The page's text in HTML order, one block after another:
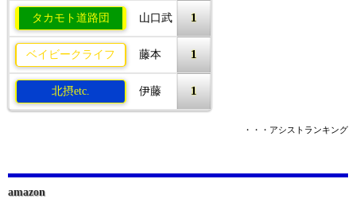
タカモト道路団 山口武 1
ベイビークライフ 藤本 1
北摂etc. 伊藤 1
・・・アシストランキング
amazon